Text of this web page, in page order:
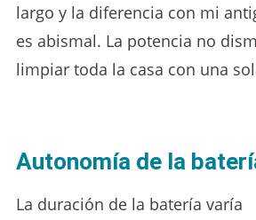
largo y la diferencia con mi
es abismal. La potencia no
limpiar toda la casa con una
Autonomía de la
La duración de la batería varía